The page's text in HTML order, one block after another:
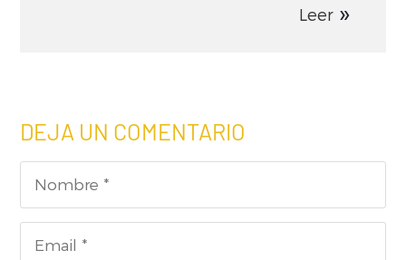
Leer
DEJA UN COMENTARIO